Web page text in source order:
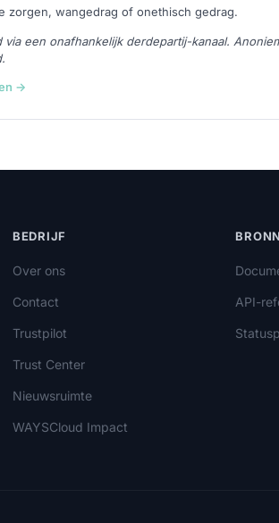
zorgen, wangedrag of onethisch gedrag.
via een onafhankelijk derdepartij-kanaal.
→
BEDRIJF
Over ons
Contact
Trustpilot
Trust Center
Nieuwsruimte
WAYSCloud Impact
API-